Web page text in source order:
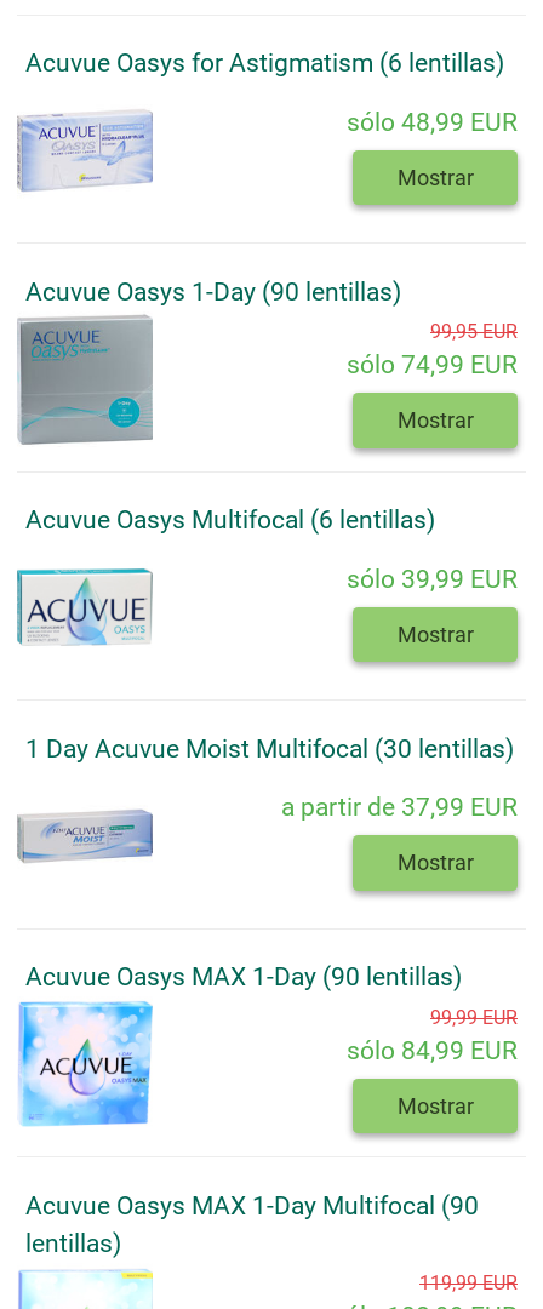
Acuvue Oasys for Astigmatism (6 lentillas)
sólo 48,99 EUR
Mostrar
Acuvue Oasys 1-Day (90 lentillas)
99,95 EUR
sólo 74,99 EUR
Mostrar
Acuvue Oasys Multifocal (6 lentillas)
sólo 39,99 EUR
Mostrar
1 Day Acuvue Moist Multifocal (30 lentillas)
a partir de 37,99 EUR
Mostrar
Acuvue Oasys MAX 1-Day (90 lentillas)
99,99 EUR
sólo 84,99 EUR
Mostrar
Acuvue Oasys MAX 1-Day Multifocal (90
lentillas)
119,99 EUR